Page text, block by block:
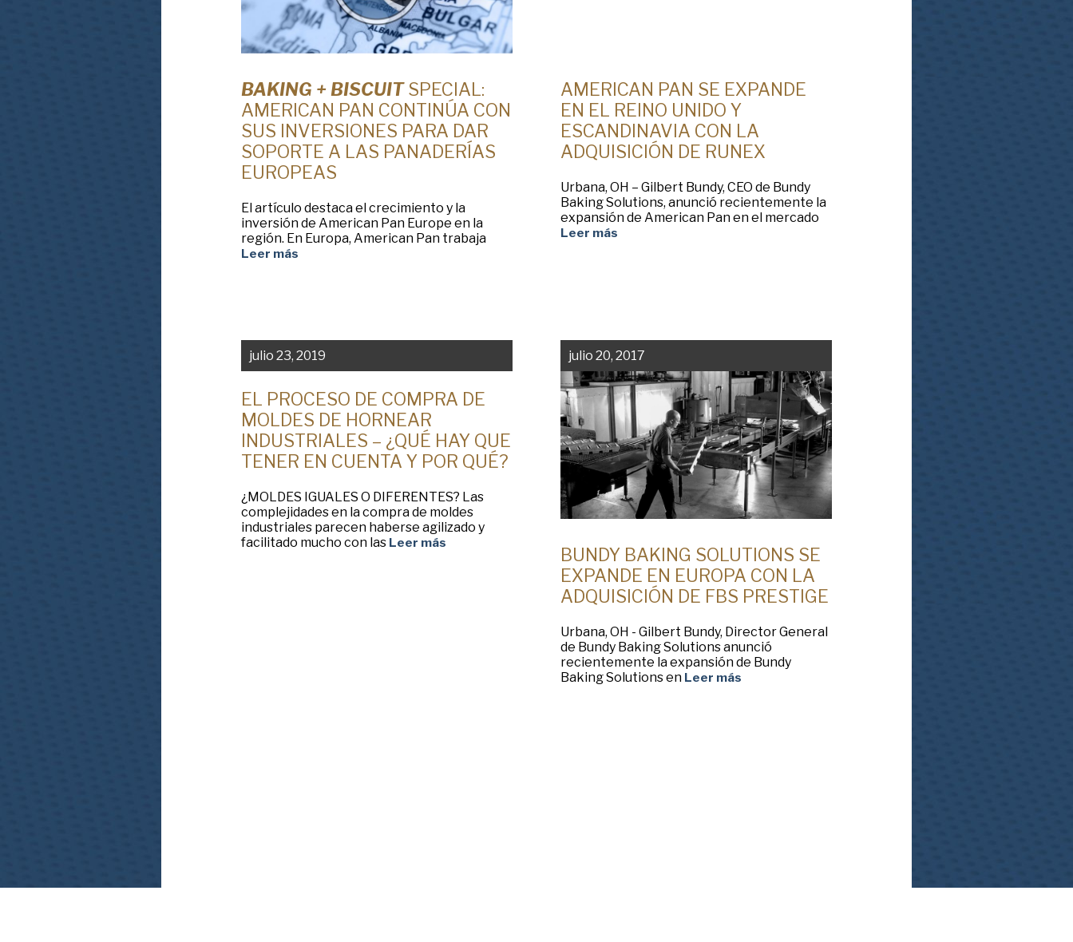
BAKING + BISCUITSPECIAL:
AMERICAN PAN CONTINÚA CON
SUS INVERSIONES PARA DAR
SOPORTE A LAS PANADERÍAS
EUROPEAS
El artículo destaca el crecimiento y la
inversión de American Pan Europe en la
región. En Europa, American Pan trabaja
Leer más
AMERICAN PAN SE EXPANDE
EN EL REINO UNIDO Y
ESCANDINAVIA CON LA
ADQUISICIÓN DE RUNEX
Urbana, OH – Gilbert Bundy, CEO de Bundy
Baking Solutions, anunció recientemente la
expansión de American Pan en el mercado
Leer más
julio 23, 2019
EL PROCESO DE COMPRA DE
MOLDES DE HORNEAR
INDUSTRIALES – ¿QUÉ HAY QUE
TENER EN CUENTA Y POR QUÉ?
¿MOLDES IGUALES O DIFERENTES? Las
complejidades en la compra de moldes
industriales parecen haberse agilizado y
facilitado mucho con las Leer más
julio 20, 2017
BUNDY BAKING SOLUTIONS SE
EXPANDE EN EUROPA CON LA
ADQUISICIÓN DE FBS PRESTIGE
Urbana, OH - Gilbert Bundy, Director General
de Bundy Baking Solutions anunció
recientemente la expansión de Bundy
Baking Solutions en Leer más